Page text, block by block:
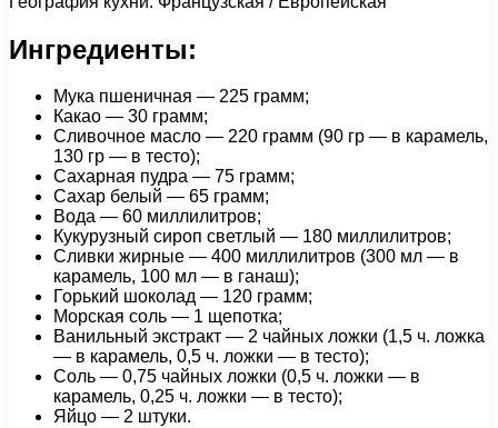
Ингредиенты:
Мука пшеничная — 225 грамм;
Какао — 30 грамм;
Сливочное масло — 220 грамм (90 гр — в карамель,
130 гр — в тесто);
Сахарная пудра — 75 грамм;
Сахар белый — 65 грамм;
Вода — 60 миллилитров;
Кукурузный сироп светлый — 180 миллилитров;
Сливки жирные — 400 миллилитров (300 мл — в
карамель, 100 мл — в ганаш);
Горький шоколад — 120 грамм;
Морская соль — 1 щепотка;
Ванильный экстракт — 2 чайных ложки (1,5 ч. ложка
— в карамель, 0,5 ч. ложки — в тесто);
Соль — 0,75 чайных ложки (0,5 ч. ложки — в
карамель, 0,25 ч. ложки — в тесто);
Яйцо — 2 штуки.